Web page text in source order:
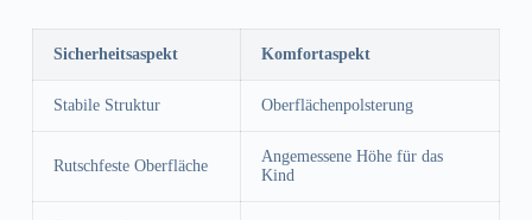
Sicherheitsaspekt Komfortaspekt
Stabile Struktur Oberflächenpolsterung
Rutschfeste Oberfläche
Angemessene Höhe für das
Kind